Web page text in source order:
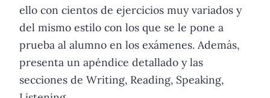
ello con cientos de ejercicios muy variados y
del mismo estilo con los que se le pone a
prueba al alumno en los exámenes. Además,
presenta un apéndice detallado y las
secciones de Writing, Reading, Speaking,